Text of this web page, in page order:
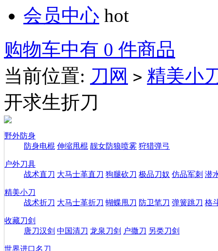
会员中心 hot
购物车中有 0 件商品
当前位置: 刀网 > 精美小
开求生折刀
野外防身
防身电棍 伸缩甩棍 靓女防狼喷雾 狩猎弹弓
户外刀具
战术直刀 大马士革直刀 狗腿砍刀 极品刀奴 仿品军刺 潜
精美小刀
战术折刀 大马士革折刀 蝴蝶甩刀 防卫笔刀 弹簧跳刀 格
收藏刀剑
唐刀汉剑 中国清刀 龙泉刀剑 户撒刀 另类刀剑
世界进口名刀